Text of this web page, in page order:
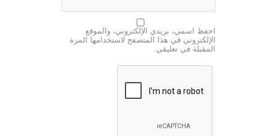
احفظ اسمي، بريدي الإلكتروني، والموقع
الإلكتروني في هذا المتصفح لاستخدامها المرة
المقبلة في تعليقي.